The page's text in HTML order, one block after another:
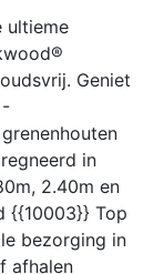
ultieme
Geniet
-
in
2.40m en
{{10003}} Top
bezorging in
afhalen